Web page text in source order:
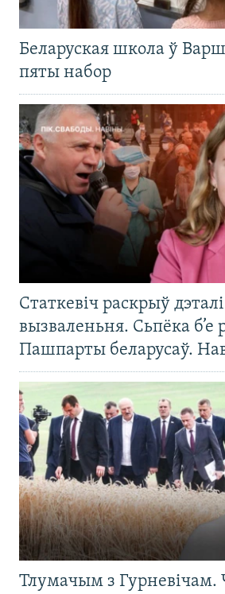
Беларуская школа ў
пяты набор
Статкевіч раскрыў дэталі
вызваленьня. Сьпёка б’е
Пашпарты беларусаў.
Тлумачым з Гурневічам.